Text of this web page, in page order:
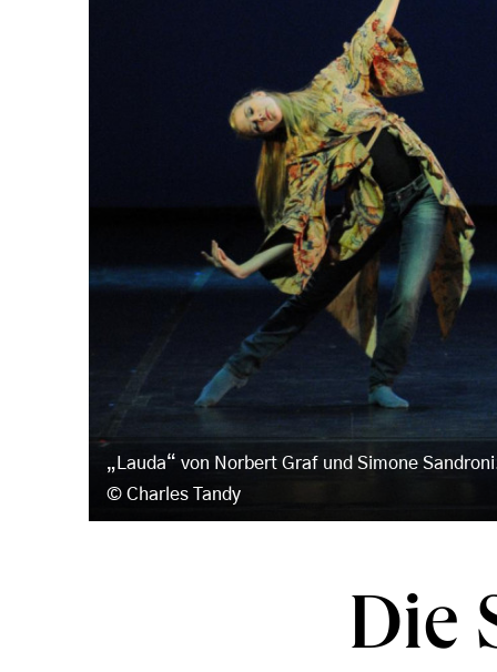
„Lauda“ von Norbert Graf und Simone
Charles Tandy
Die